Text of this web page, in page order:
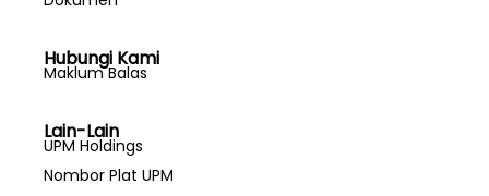
Hubungi Kami
Maklum Balas
Lain-Lain
UPM Holdings
Nombor Plat UPM